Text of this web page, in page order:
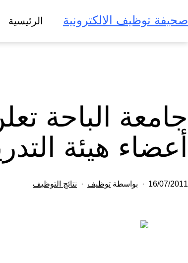
إلى
المحتوى
صحيفة توظيف الالكترونية الرئيسية
جامعة الباحة
أعضاء هيئة
تم
16/07/2011 بواسطة توظيف نتائج التوظيف